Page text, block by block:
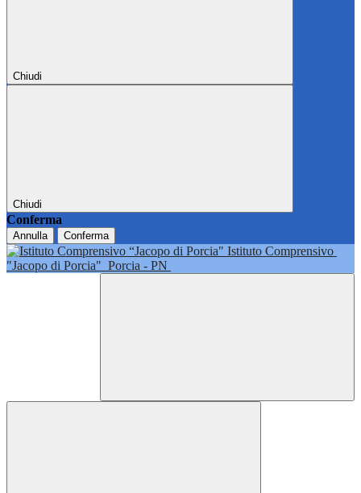
Chiudi
Chiudi
Conferma
Annulla Conferma
Istituto Comprensivo
"Jacopo di Porcia" Porcia - PN